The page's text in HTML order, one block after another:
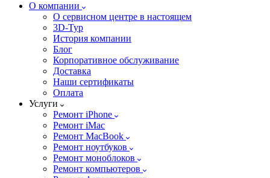
О компании
О сервисном центре в настоящем
3D-Тур
История компании
Блог
Корпоративное обслуживание
Доставка
Наши сертификаты
Оплата
Услуги
Ремонт iPhone
Ремонт iMac
Ремонт MacBook
Ремонт ноутбуков
Ремонт моноблоков
Ремонт компьютеров